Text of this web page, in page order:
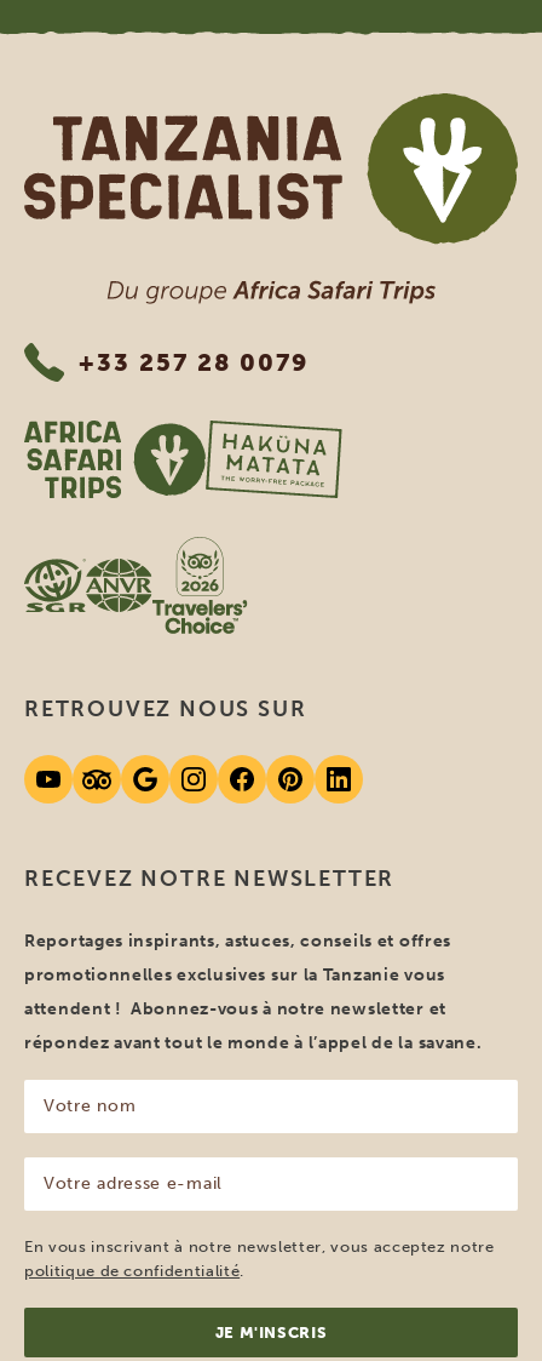
+33 257 28 0079
RECEVEZ NOTRE NEWSLETTER
Reportages inspirants, astuces, conseils et offres
promotionnelles exclusives sur la Tanzanie vous
attendent ! Abonnez-vous à notre newsletter et
répondez avant tout le monde à l’appel de la savane.
nom
(Nécessaire)
adresse
e-
mail
(Nécessaire)
En vous inscrivant à notre newsletter, vous acceptez notre
politique de confidentialité.
RETROUVEZ NOUS SUR